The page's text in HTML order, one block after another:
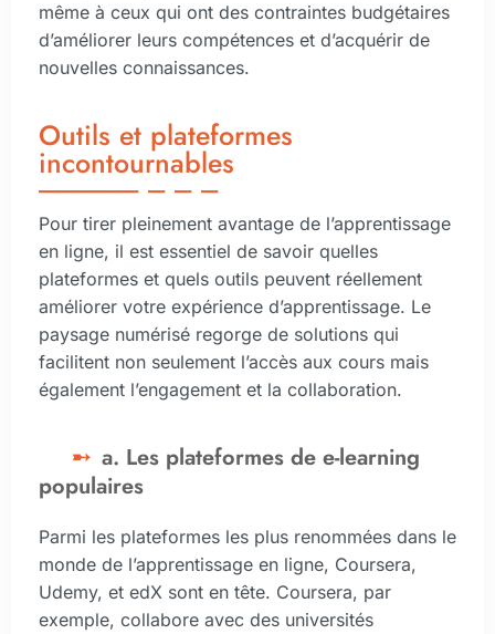
même à ceux qui ont des contraintes budgétaires
d’améliorer leurs compétences et d’acquérir de
nouvelles connaissances.
Outils et plateformes
incontournables
Pour tirer pleinement avantage de l’apprentissage
en ligne, il est essentiel de savoir quelles
plateformes et quels outils peuvent réellement
améliorer votre expérience d’apprentissage. Le
paysage numérisé regorge de solutions qui
facilitent non seulement l’accès aux cours mais
également l’engagement et la collaboration.
a. Les plateformes de e-learning
populaires
Parmi les plateformes les plus renommées dans le
monde de l’apprentissage en ligne, Coursera,
Udemy, et edX sont en tête. Coursera, par
exemple, collabore avec des universités